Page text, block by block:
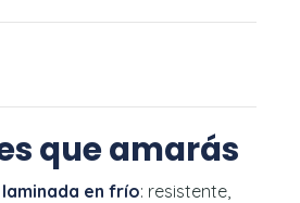
que amarás
en frío: resistente,